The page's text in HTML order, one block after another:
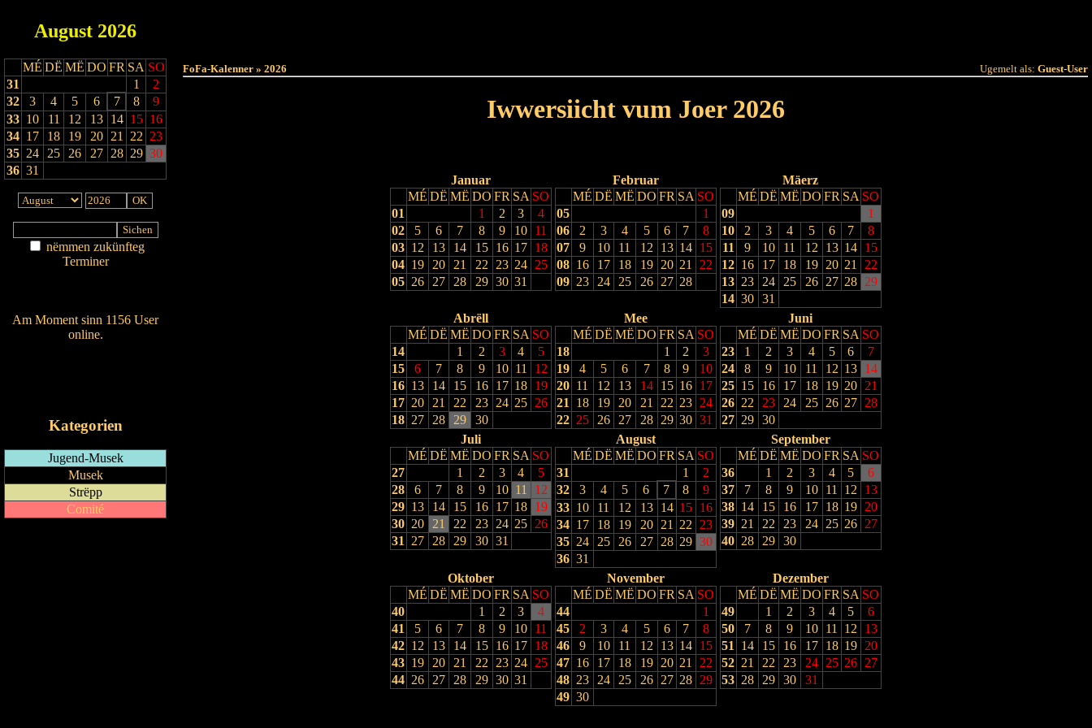
August 2026
MÉ DË MË DO FR SA SO
31
1
2
32
3 4 5 6 7 8
9
33 10 11 12 13 14 15 16
34 17 18 19 20 21 22 23
35 24 25 26 27 28 29 30
36 31
nëmmen zukünfteg
Terminer
Am Moment sinn 1156 User
online.
Kategorien
Jugend-Musek
Musek
Strëpp
Comité
FoFa-Kalenner » 2026 Ugemelt als: Guest-User
Iwwersiicht vum Joer 2026
Januar
MÉ DË MË DO FR SA SO
01
1 2 3
4
02
5 6 7 8 9 10 11
03 12 13 14 15 16 17 18
04 19 20 21 22 23 24 25
05 26 27 28 29 30 31
Februar
MÉ DË MË DO FR SA SO
05
1
06
2 3 4 5 6 7
8
07
9 10 11 12 13 14 15
08 16 17 18 19 20 21
22
09 23 24 25 26 27 28
Mäerz
MÉ DË MË DO FR SA SO
09
1
10
2 3 4 5 6 7
8
11
9 10 11 12 13 14 15
12 16 17 18 19 20 21
22
13 23 24 25 26 27 28 29
14 30
31
Abrëll
MÉ DË MË DO FR SA SO
14
1 2 3 4
5
15
6 7 8 9 10 11
12
16 13 14 15 16 17 18 19
17 20 21 22 23 24 25 26
18 27 28 29 30
Mee
MÉ DË MË DO FR SA SO
18
1 2
3
19
4 5 6 7 8 9
10
20 11 12 13 14 15 16 17
21
18 19 20 21 22 23 24
22 25 26 27 28 29 30 31
Juni
MÉ DË MË DO FR SA SO
23
1 2 3 4 5 6
7
24
8 9 10 11 12 13 14
25 15 16 17 18 19 20 21
26 22 23 24 25 26 27 28
27 29
30
Juli
MÉ DË MË DO FR SA SO
27
1 2 3 4
5
28
6 7 8 9 10 11
12
29 13 14 15 16 17 18 19
30 20 21 22 23 24 25 26
31
27 28 29 30 31
August
MÉ DË MË DO FR SA SO
31
1
2
32
3 4 5 6 7 8
9
33 10 11 12 13 14 15 16
34 17 18 19 20 21 22
23
35 24 25 26 27 28 29 30
36 31
September
MÉ DË MË DO FR SA SO
36
1 2 3 4 5
6
37
7 8 9 10 11 12
13
38 14 15 16 17 18 19 20
39 21 22 23 24 25 26 27
40 28 29 30
Oktober
MÉ DË MË DO FR SA SO
40
1 2 3
4
41
5 6 7 8 9 10 11
42 12 13 14 15 16 17 18
43 19 20 21 22 23 24 25
44 26 27 28 29 30 31
November
MÉ DË MË DO FR SA SO
44
1
45
2 3 4 5 6 7
8
46
9 10 11 12 13 14 15
47 16 17 18 19 20 21
22
48 23 24 25 26 27 28 29
49 30
Dezember
MÉ DË MË DO FR SA SO
49
1 2 3 4 5
6
50
7 8 9 10 11 12
13
51
14 15 16 17 18 19 20
52 21 22 23 24 25 26 27
53 28 29 30 31